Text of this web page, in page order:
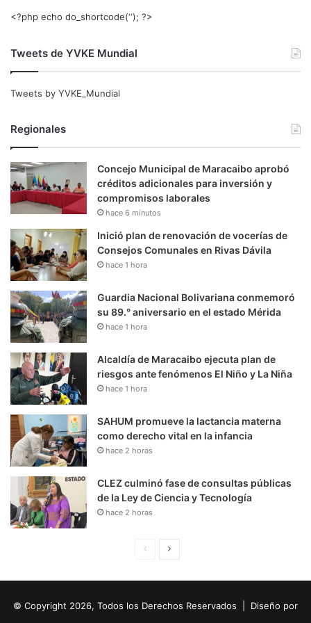
<?php echo do_shortcode(‘‘); ?>
Tweets de YVKE Mundial
Tweets by YVKE_Mundial
Regionales
Concejo Municipal de Maracaibo aprobó
créditos adicionales para inversión y
compromisos laborales
hace 6 minutos
Inició plan de renovación de vocerías de
Consejos Comunales en Rivas Dávila
hace 1 hora
Guardia Nacional Bolivariana conmemoró
su 89.° aniversario en el estado Mérida
hace 1 hora
Alcaldía de Maracaibo ejecuta plan de
riesgos ante fenómenos El Niño y La Niña
hace 1 hora
SAHUM promueve la lactancia materna
como derecho vital en la infancia
hace 2 horas
CLEZ culminó fase de consultas públicas
de la Ley de Ciencia y Tecnología
hace 2 horas
i
u
© Copyright 2026, Todos los Derechos Reservados | Diseño por